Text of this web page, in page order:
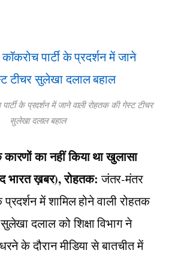
के प्रदर्शन में जाने वाली रोहतक की गेस्ट टीचर
सुलेखा दलाल बहाल
का नहीं किया था खुलासा
भारत ख़बर), रोहतक: जंतर-मंतर
प्रदर्शन में शामिल होने वाली रोहतक
दलाल को शिक्षा विभाग ने
के दौरान मीडिया से बातचीत में